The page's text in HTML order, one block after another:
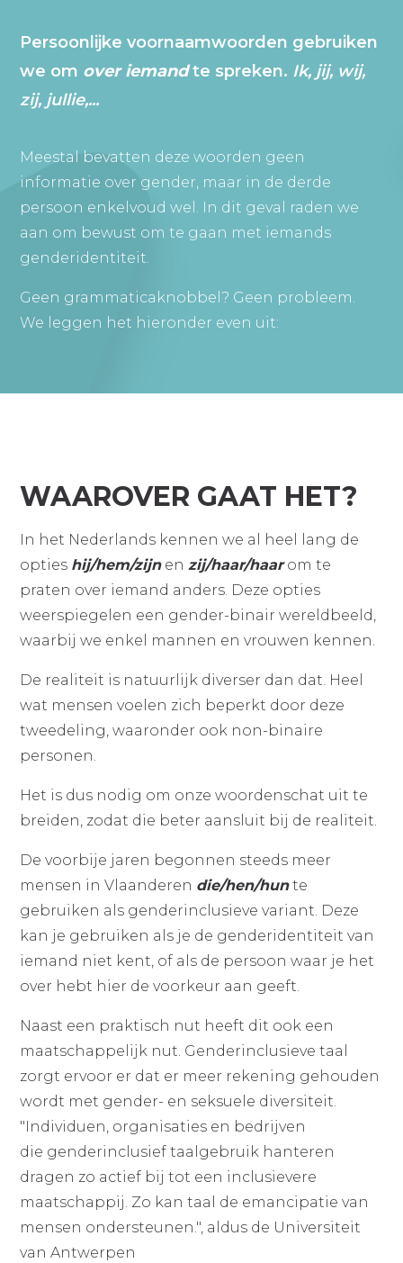
Persoonlijke voornaamwoorden gebruiken
we om over iemandte spreken. Ik, jij, wij,
zij, jullie,...
Meestal bevatten deze woorden geen
informatie over gender, maar in de derde
persoon enkelvoud wel. In dit geval raden we
aan om bewust om te gaan met iemands
genderidentiteit.
Geen grammaticaknobbel? Geen probleem.
We leggen het hieronder even uit:
WAAROVER GAAT HET?
In het Nederlands kennen we al heel lang de
opties hij/hem/zijnen zij/haar/haar om te
praten over iemand anders. Deze opties
weerspiegelen een gender-binair wereldbeeld,
waarbij we enkel mannen en vrouwen kennen.
De realiteit is natuurlijk diverser dan dat. Heel
wat mensen voelen zich beperkt door deze
tweedeling, waaronder ook non-binaire
personen.
Het is dus nodig om onze woordenschat uit te
breiden, zodat die beter aansluit bij de realiteit.
De voorbije jaren begonnen steeds meer
mensen in Vlaanderen die/hen/hun te
gebruiken als genderinclusieve variant. Deze
kan je gebruiken als je de genderidentiteit van
iemand niet kent, of als de persoon waar je het
over hebt hier de voorkeur aan geeft.
Naast een praktisch nut heeft dit ook een
maatschappelijk nut. Genderinclusieve taal
zorgt ervoor er dat er meer rekening gehouden
wordt met gender- en seksuele diversiteit.
"Individuen, organisaties en bedrijven
die genderinclusief taalgebruik hanteren
dragen zo actief bij tot een inclusievere
maatschappij. Zo kan taal de emancipatie van
mensen ondersteunen.", aldus de Universiteit
van Antwerpen